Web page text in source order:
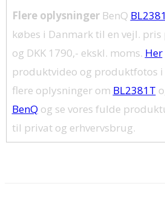
Flere oplysningerBenQ
købes i Danmark til en vejl. pris
og DKK 1790,- ekskl. moms. Her
produktvideo og produktfotos i
flere oplysninger om BL2381T
BenQ og se vores fulde
til privat og erhvervsbrug.